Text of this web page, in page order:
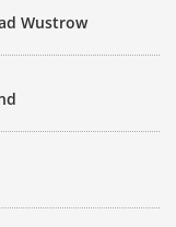
Wustrow